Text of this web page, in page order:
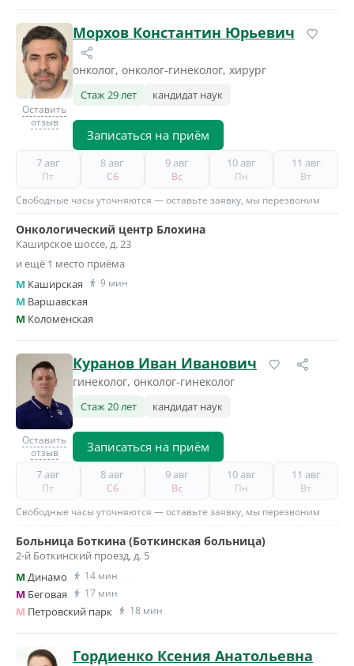
Оставить
отзыв
Морхов Константин Юрьевич
онколог, онколог-гинеколог, хирург
Стаж 29 лет кандидат наук
Записаться на приём
7 авг
Пт
8 авг
Сб
9 авг
Вс
10 авг
Пн
11 авг
Вт
Свободные часы уточняются — оставьте заявку, мы перезвоним
Онкологический центр Блохина
Каширское шоссе, д. 23
и ещё 1 место приёма
M Каширская 9 мин
M Варшавская
M Коломенская
Оставить
отзыв
Куранов Иван Иванович
гинеколог, онколог-гинеколог
Стаж 20 лет кандидат наук
Записаться на приём
7 авг
Пт
8 авг
Сб
9 авг
Вс
10 авг
Пн
11 авг
Вт
Свободные часы уточняются — оставьте заявку, мы перезвоним
Больница Боткина (Боткинская больница)
2-й Боткинский проезд, д. 5
MДинамо 14 мин
M Беговая 17 мин
M Петровский парк 18 мин
Гордиенко Ксения Анатольевна